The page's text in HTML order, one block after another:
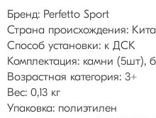
Бренд: Perfetto Sport
Страна происхождения:
Способ установки: к ДСК
Комплектация: камни (5шт),
Возрастная категория: 3+
Вес: 0,13 кг
Упаковка: полиэтилен